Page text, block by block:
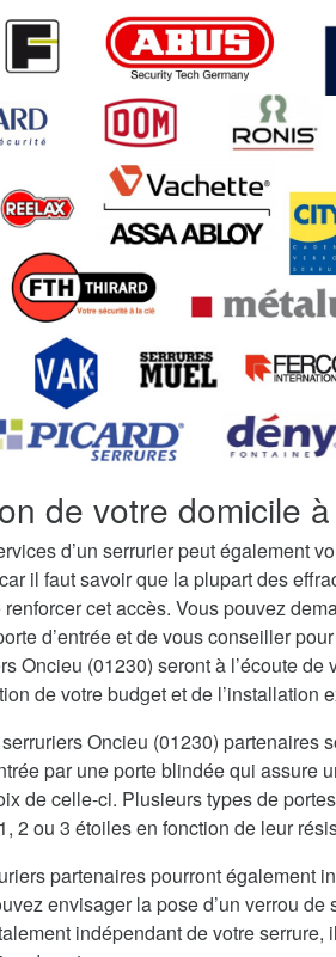
de votre domicile
d’un serrurier peut également
il faut savoir que la plupart des
cet accès. Vous pouvez
d’entrée et de vous conseiller
Oncieu (01230) seront à l’écoute
de votre budget et de l’installation
Oncieu (01230) partenaires
par une porte blindée qui assure
de celle-ci. Plusieurs types de
2 ou 3 étoiles en fonction de leur
partenaires pourront également
envisager la pose d’un verrou
indépendant de votre serrure,